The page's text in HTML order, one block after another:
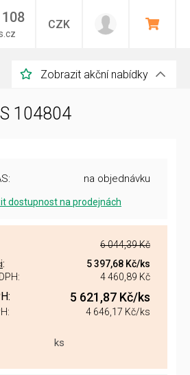
CZK
Zobrazit akční nabídky
104804
na objednávku
dostupnost na prodejnách
6 044,39 Kč
: 5 397,68 Kč/ks
4 460,89 Kč
5 621,87 Kč/ks
4 646,17 Kč/ks
ks